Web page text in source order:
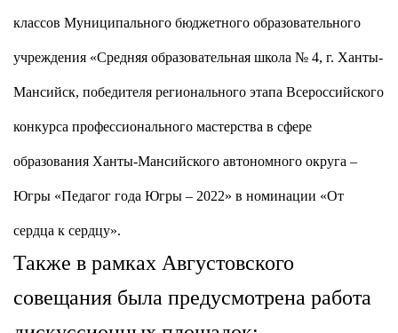
классов Муниципального бюджетного образовательного
учреждения «Средняя образовательная школа № 4, г. Ханты-
Мансийск, победителя регионального этапа Всероссийского
конкурса профессионального мастерства в сфере
образования Ханты-Мансийского автономного округа –
Югры «Педагог года Югры – 2022» в номинации «От
сердца к сердцу».
Также в рамках Августовского
совещания была предусмотрена работа